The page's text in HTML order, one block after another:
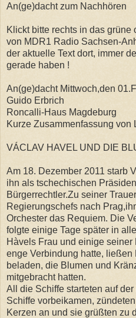
An(ge)dacht zum Nachhören
Klickt bitte rechts in das
von MDR1 Radio Sachsen-
der aktuelle Text dort, immer
gerade haben !
An(ge)dacht Mittwoch,den
Guido Erbrich
Roncalli-Haus Magdeburg
Kurze Zusammenfassung von
VÁCLAV HAVEL UND DIE
Am 18. Dezember 2011 starb
ihn als tschechischen
Bürgerrechtler.Zu seiner
Regierungschefs nach
Orchester das Requiem. Die
folgte einige Tage später in
Hàvels Frau und einige
enge Verbindung hatte, ließen
beladen, die Blumen und
mitgebracht hatten.
All die Schiffe starteten auf
Schiffe vorbeikamen,
Kerzen an und sie grüßten zu